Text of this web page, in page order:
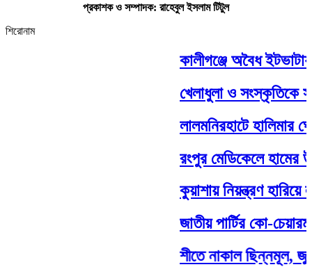
প্রকাশক ও সম্পাদক: রাহেবুল ইসলাম টিটুল
শিরোনাম
কালীগঞ্জে অবৈধ ইটভাটায়
খেলাধুলা ও সংস্কৃতিকে
লালমনিরহাটে হালিমার
রংপুর মেডিকেলে হামের
কুয়াশায় নিয়ন্ত্রণ
জাতীয় পার্টির কো-
শীতে নাকাল ছিন্নমূল,